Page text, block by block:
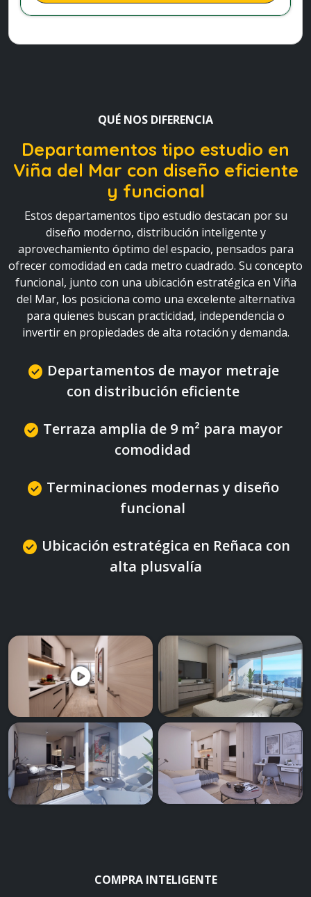
QUÉ NOS DIFERENCIA
Departamentos tipo estudio en
Viña del Mar con diseño eficiente
y funcional
Estos departamentos tipo estudio destacan por su
diseño moderno, distribución inteligente y
aprovechamiento óptimo del espacio, pensados para
ofrecer comodidad en cada metro cuadrado. Su concepto
funcional, junto con una ubicación estratégica en Viña
del Mar, los posiciona como una excelente alternativa
para quienes buscan practicidad, independencia o
invertir en propiedades de alta rotación y demanda.
check_circle Departamentos de mayor metraje
con distribución eficiente
check_circle Terraza amplia de 9 m² para mayor
comodidad
check_circle Terminaciones modernas y diseño
funcional
check_circle Ubicación estratégica en Reñaca con
alta plusvalía
COMPRA INTELIGENTE